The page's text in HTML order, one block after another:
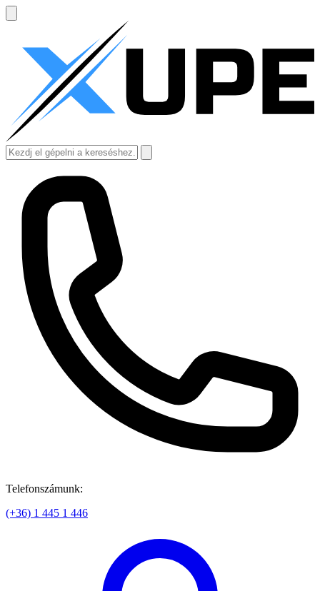
Telefonszámunk:
(+36) 1 445 1 446